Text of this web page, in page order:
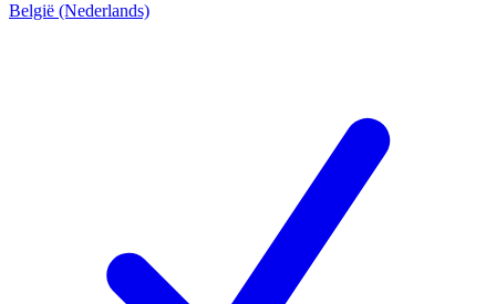
België (Nederlands)